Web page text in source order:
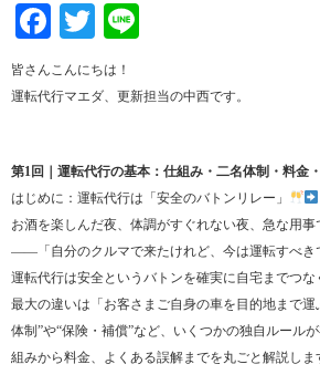
Facebook
Twitter
皆さんこんにちは！
運転代行マエダ、更新担当の中西です。
第1回｜運転代行の基本：仕組み・二名体制・料金
はじめに：運転代行は「安全のバトンリレー」
お酒を楽しんだ夜、体調がすぐれない夜、急な用
——「自分のクルマで来たけれど、今は運転すべき
運転代行は安全というバトンを確実に自宅までつ
最大の違いは「お客さまご自身の車を目的地まで運
体制”や“保険・補償”など、いくつかの独自ルール
組みから料金、よくある誤解までを丸ごと解説しま